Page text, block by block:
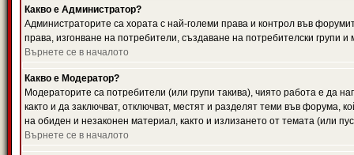
Какво е Администратор?
Администраторите са хората с най-големи права и контрол във
права, изгонване на потребители, създаване на потребителски групи
Върнете се в началото
Какво е Модератор?
Модераторите са потребители (или групи такива), чиято работа е да
както и да заключват, отключват, местят и разделят теми във форума,
на обиден и незаконен материал, както и излизането от темата (или
Върнете се в началото